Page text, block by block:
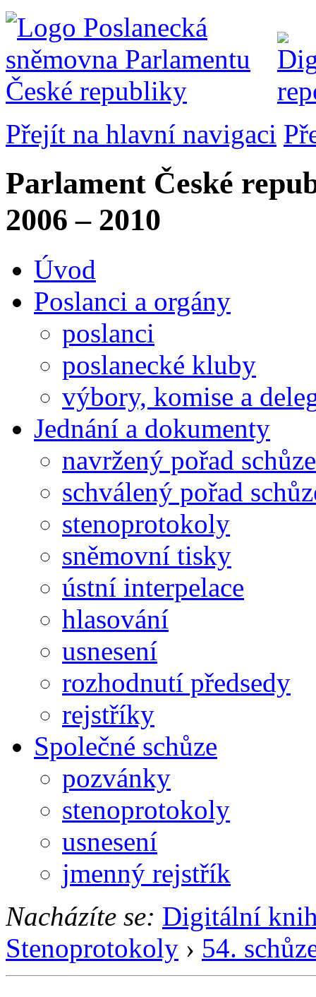
Přejít na hlavní navigaci
Parlament České
2006 – 2010
Úvod
Poslanci a orgány
poslanci
poslanecké kluby
výbory, komise a
Jednání a dokumenty
navržený pořad schůze
schválený pořad
stenoprotokoly
sněmovní tisky
ústní interpelace
hlasování
usnesení
rozhodnutí předsedy
rejstříky
Společné schůze
pozvánky
stenoprotokoly
usnesení
jmenný rejstřík
Nacházíte se: Digitální
Stenoprotokoly › 54.